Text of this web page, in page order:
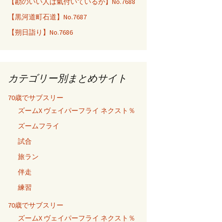
【黒河道町石道】No.7687
【朔日詣り】No.7686
カテゴリー別まとめサイト
70歳でサブスリー
ズームX ヴェイパーフライ ネクスト％
ズームフライ
試合
旅ラン
伴走
練習
70歳でサブスリー
ズームX ヴェイパーフライ ネクスト％